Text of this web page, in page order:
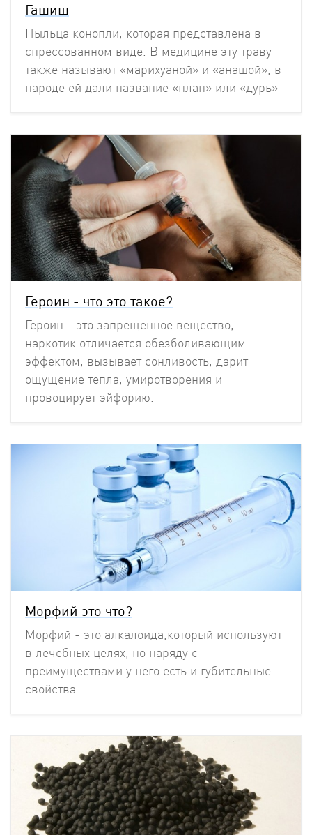
Гашиш
Пыльца конопли, которая представлена в
спрессованном виде. В медицине эту траву
также называют «марихуаной» и «анашой», в
народе ей дали название «план» или «дурь»
Героин - что это такое?
Героин - это запрещенное вещество,
наркотик отличается обезболивающим
эффектом, вызывает сонливость, дарит
ощущение тепла, умиротворения и
провоцирует эйфорию.
Морфий это что?
Морфий - это алкалоида,который используют
в лечебных целях, но наряду с
преимуществами у него есть и губительные
свойства.